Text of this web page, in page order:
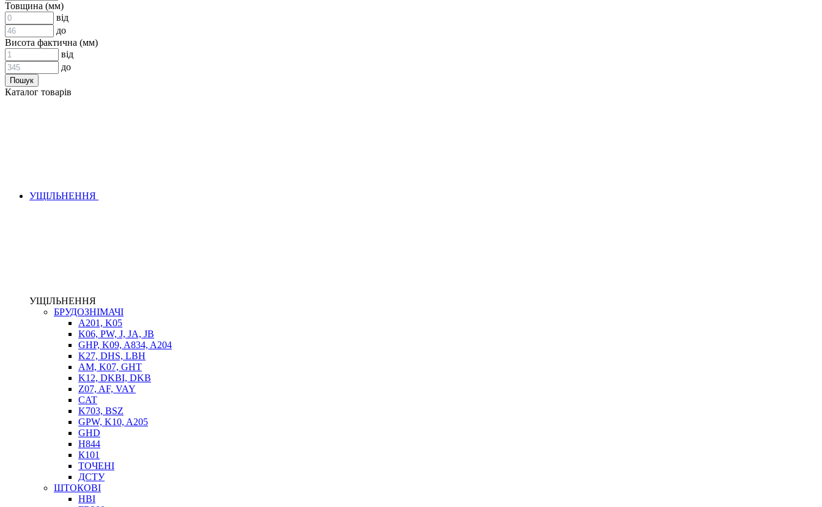
АДАПТЕРИ
КЛАПАНИ
НАСОСИ-ДОЗАТОРИ
ЛЕБІДКИ
ВТУЛКИ
Товщина (мм)
від
до
Висота фактична (мм)
від
до
Каталог товарів
УЩІЛЬНЕННЯ
УЩІЛЬНЕННЯ
БРУДОЗНІМАЧІ
A201, K05
K06, PW, J, JA, JB
GHP, K09, A834, A204
K27, DHS, LBH
AM, K07, GHT
K12, DKBI, DKB
Z07, AF, VAY
CAT
K703, BSZ
GPW, K10, A205
GHD
H844
К101
ТОЧЕНІ
ДСТУ
ШТОКОВІ
HBI